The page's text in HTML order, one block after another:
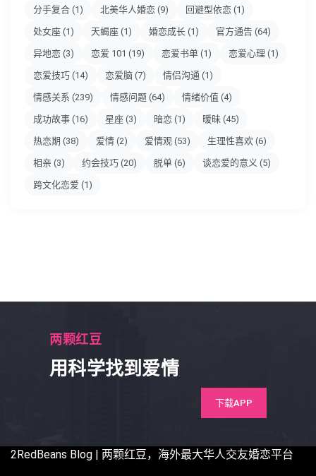
分手复合 (1) 北美华人婚恋 (9) 回避型依恋 (1)
处女座 (1) 天蝎座 (1) 婚恋成长 (1) 官方通告 (64)
异地恋 (3) 恋爱 101 (19) 恋爱书单 (1) 恋爱心理 (1)
恋爱技巧 (14) 恋爱脑 (7) 情侣沟通 (1)
情感关系 (239) 情感问题 (64) 情绪价值 (4)
成功故事 (16) 星座 (3) 暗恋 (1) 暧昧 (45)
热恋期 (38) 爱情 (2) 爱情观 (53) 生理性喜欢 (6)
相亲 (3) 约会技巧 (20) 脱单 (6) 谈恋爱的意义 (5)
跨文化恋爱 (1)
两颗红豆
用科学找到爱情
下载APP
2RedBeans Blog | 两颗红豆，海外最大华人交友婚恋平台